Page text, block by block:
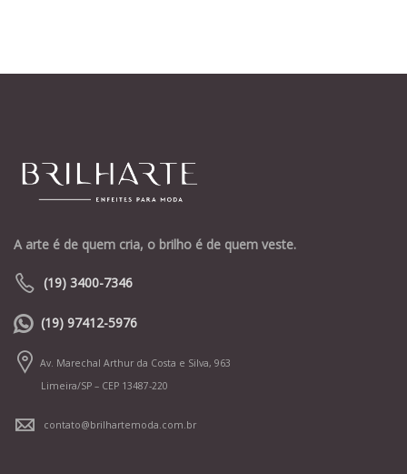
A arte é de quem cria, o brilho é de quem veste.
(19) 3400-7346
(19) 97412-5976
Av. Marechal Arthur da Costa e Silva, 963
Limeira/SP – CEP 13487-220
contato@brilhartemoda.com.br